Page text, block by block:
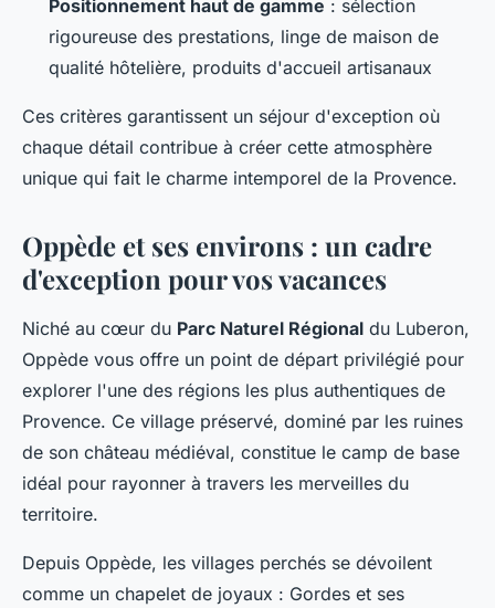
Positionnement haut de gamme : sélection
rigoureuse des prestations, linge de maison de
qualité hôtelière, produits d'accueil artisanaux
Ces critères garantissent un séjour d'exception où
chaque détail contribue à créer cette atmosphère
unique qui fait le charme intemporel de la Provence.
Oppède et ses environs : un cadre
d'exception pour vos vacances
Niché au cœur du Parc Naturel Régional du Luberon,
Oppède vous offre un point de départ privilégié pour
explorer l'une des régions les plus authentiques de
Provence. Ce village préservé, dominé par les ruines
de son château médiéval, constitue le camp de base
idéal pour rayonner à travers les merveilles du
territoire.
Depuis Oppède, les villages perchés se dévoilent
comme un chapelet de joyaux : Gordes et ses